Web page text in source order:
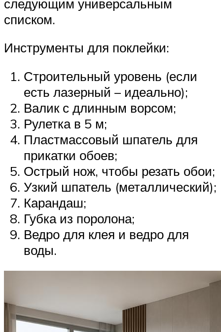
следующим универсальным
списком.
Инструменты для поклейки:
Строительный уровень (если
есть лазерный – идеально);
Валик с длинным ворсом;
Рулетка в 5 м;
Пластмассовый шпатель для
прикатки обоев;
Острый нож, чтобы резать обои;
Узкий шпатель (металлический);
Карандаш;
Губка из поролона;
Ведро для клея и ведро для
воды.